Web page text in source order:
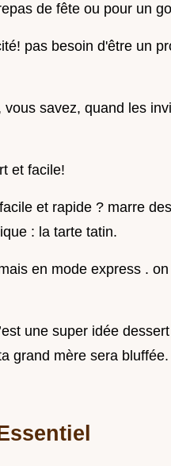
de fête ou pour un
pas besoin d'être un
savez, quand les
et facile!
et rapide ? marre
: la tarte tatin.
en mode express .
une super idée
grand mère sera bluffée.